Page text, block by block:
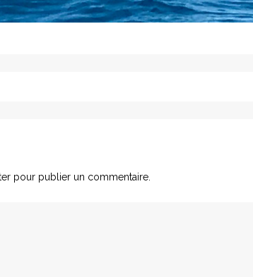
pour publier un commentaire.